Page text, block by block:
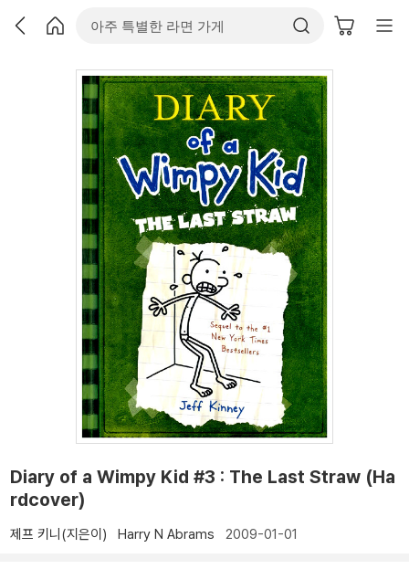
Diary of a Wimpy Kid #3 : The Last Straw (Ha
rdcover)
제프 키니(지은이) Harry N Abrams 2009-01-01